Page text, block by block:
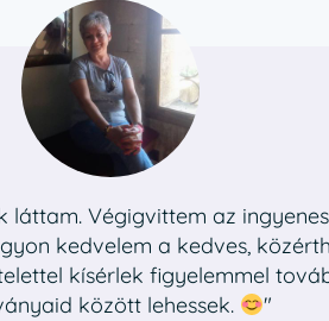
Végigvittem az
kedvelem a kedves,
kísérlek figyelemmel
között lehessek.
"